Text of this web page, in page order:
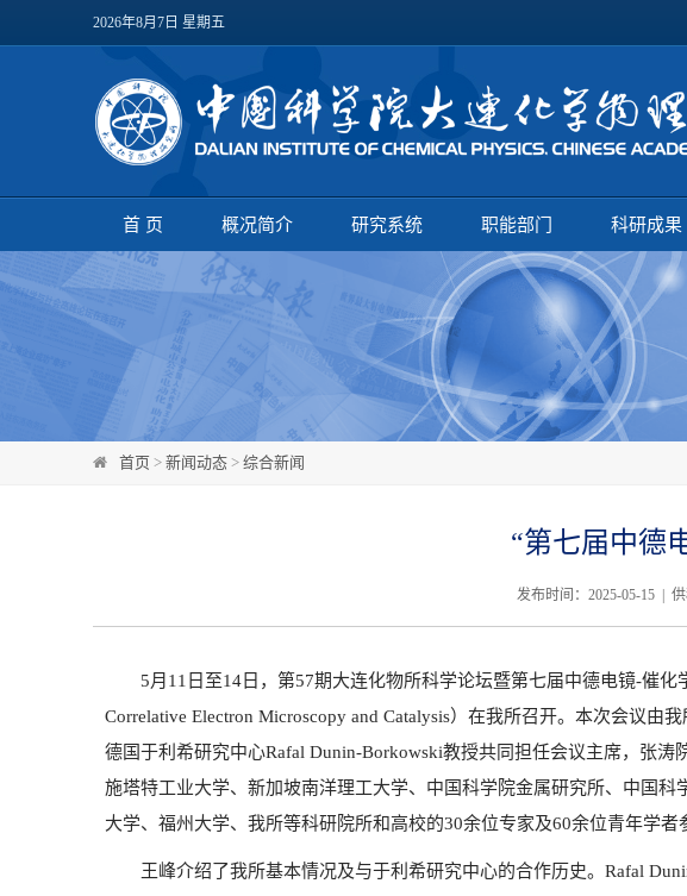
2026年8月7日 星期五
首 页 概况简介 研究系统 职能部门 科研成果
首页 > 新闻动态 > 综合新闻
“第七届中德
发布时间：2025-05-15 |
5月 11 日至14日，第57期大连化物所科学论坛暨第七届中德电镜-催化
Correlative Electron Microscopy and Catalysis）在我所召开。本次会议由
德国于利希研究中心Rafal Dunin-Borkowski教授共同担任会议主席，张涛
施塔特工业大学、新加坡南洋理工大学、中国科学院金属研究所、中国
大学、福州大学、我所等科研院所和高校的30余位专家及60余位青年学者
王峰介绍了我所基本情况及与于利希研究中心的合作历史。 Rafal